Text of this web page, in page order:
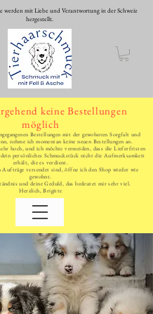
werden mit Liebe und Verantwortung in der Schweiz
hergestellt.
keine Bestellungen
möglich
Bestellungen mit der gewohnten Sorgfalt und
nehme ich momentan keine neuen Bestellungen an.
hoch, und ich möchte vermeiden, dass die Lieferfristen
dein persönliches Schmuckstück nicht die Aufmerksamkeit
erhält, die es verdient.
Aufträge versendet sind, öffne ich den Shop wieder wie
gewohnt.
und deine Geduld, das bedeutet mir sehr viel.
Herzlich, Brigitte